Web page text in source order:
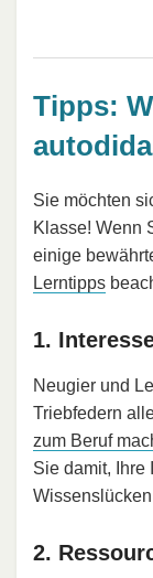
Tipps:
Sie möchten
Klasse! Wenn
einige
Lerntipps
1.
Neugier und
Triebfedern
zum Beruf
Sie damit, Ihre
2.